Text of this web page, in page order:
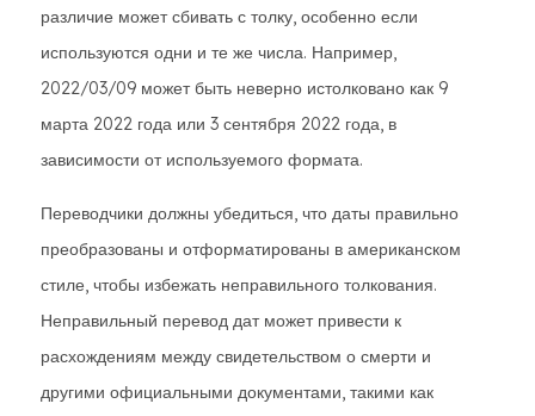
различие может сбивать с толку, особенно если
используются одни и те же числа. Например,
2022/03/09 может быть неверно истолковано как 9
марта 2022 года или 3 сентября 2022 года, в
зависимости от используемого формата.
Переводчики должны убедиться, что даты правильно
преобразованы и отформатированы в американском
стиле, чтобы избежать неправильного толкования.
Неправильный перевод дат может привести к
расхождениям между свидетельством о смерти и
другими официальными документами, такими как